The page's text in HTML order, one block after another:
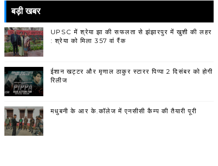
बड़ी खबर
UPSC में श्रेया झा की सफलता से झंझारपुर में खुशी की लहर
: श्रेया को मिला 357 वां रैंक
ईशान खट्टर और मृणाल ठाकुर स्टारर पिप्पा 2 दिसंबर को होगी
रिलीज
मधुबनी के आर के.कॉलेज में एनसीसी कैम्प की तैयारी पूरी